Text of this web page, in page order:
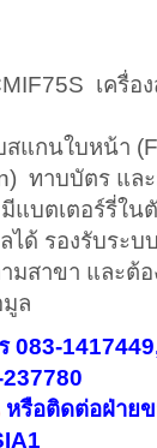
เครื่อ
สแกนใบหน้า
ทาบบัตร แล
แบตเตอร์รี่ใน
ด้ รองรับระบ
สาขา และต้อ
ล
083-
หรือติดต่อฝ่าย